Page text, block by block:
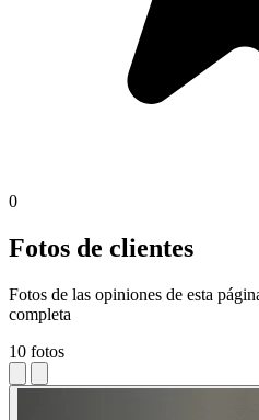
0
Fotos de clientes
Fotos de las opiniones de esta
completa
10 fotos